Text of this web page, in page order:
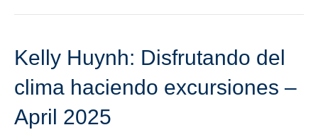
Kelly Huynh: Disfrutando del
clima haciendo excursiones –
April 2025